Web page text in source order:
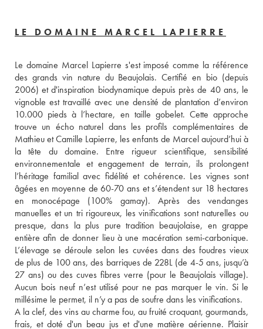
LE DOMAINE MARCEL LAPIERRE
Le domaine Marcel Lapierre s'est imposé comme la référence
des grands vin nature du Beaujolais. Certifié en bio (depuis
2006) et d'inspiration biodynamique depuis près de 40 ans, le
vignoble est travaillé avec une densité de plantation d’environ
10.000 pieds à l’hectare, en taille gobelet. Cette approche
trouve un écho naturel dans les profils complémentaires de
Mathieu et Camille Lapierre, les enfants de Marcel aujourd’hui à
la tête du domaine. Entre rigueur scientifique, sensibilité
environnementale et engagement de terrain, ils prolongent
l’héritage familial avec fidélité et cohérence. Les vignes sont
âgées en moyenne de 60-70 ans et s’étendent sur 18 hectares
en monocépage (100% gamay). Après des vendanges
manuelles et un tri rigoureux, les vinifications sont naturelles ou
presque, dans la plus pure tradition beaujolaise, en grappe
entière afin de donner lieu à une macération semi-carbonique.
L’élevage se déroule selon les cuvées dans des foudres vieux
de plus de 100 ans, des barriques de 228L (de 4-5 ans, jusqu’à
27 ans) ou des cuves fibres verre (pour le Beaujolais village).
Aucun bois neuf n’est utilisé pour ne pas marquer le vin. Si le
millésime le permet, il n’y a pas de soufre dans les vinifications.
A la clef, des vins au charme fou, au fruité croquant, gourmands,
frais, et doté d'un beau jus et d'une matière aérienne. Plaisir